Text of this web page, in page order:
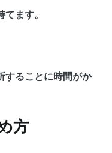
ます。
することに時間がか
方